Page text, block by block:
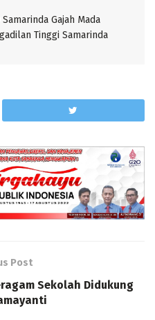
Gajah Mada
Tinggi Samarinda
Post
Sekolah Didukung